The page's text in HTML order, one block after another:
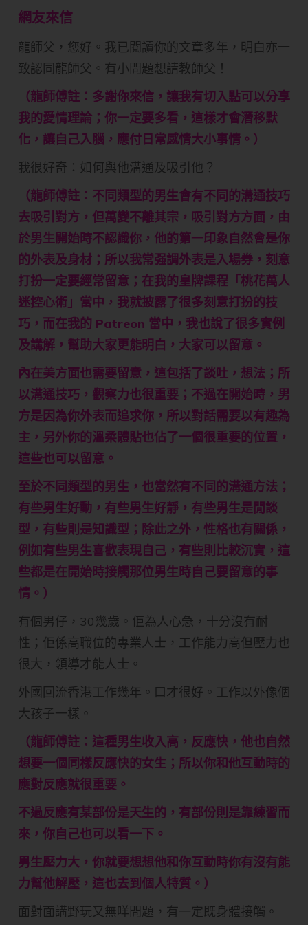
網友來信
龍師父，您好。我已閱讀你的文章多年，明白亦一
致認同龍師父。有小問題想請教師父！
（龍師傅註：多謝你來信，讓我有切入點可以分享
我的愛情理論；你一定要多看，這樣才會潛移默
化，讓自己入腦，應付日常感情大小事情。）
我很好奇：如何與他溝通及吸引他？
（龍師傅註：不同類型的男生會有不同的溝通技巧
去吸引對方，但萬變不離其宗，吸引對方方面，由
於男生開始時不認識你，他的第一印象自然會是你
的外表及身材；所以我常强調外表是入場券，刻意
打扮一定要經常留意；在我的皇牌課程「桃花萬人
迷控心術」當中，我就披露了很多刻意打扮的技
巧，而在我的 Patreon 當中，我也說了很多實例
及講解，幫助大家更能明白，大家可以留意。
內在美方面也需要留意，這包括了談吐，想法；所
以溝通技巧，觀察力也很重要；不過在開始時，男
方是因為你外表而追求你，所以對話需要以有趣為
主，另外你的溫柔體貼也佔了一個很重要的位置，
這些也可以留意。
至於不同類型的男生，也當然有不同的溝通方法；
有些男生好動，有些男生好靜，有些男生是閒談
型，有些則是知識型；除此之外，性格也有關係，
例如有些男生喜歡表現自己，有些則比較沉實，這
些都是在開始時接觸那位男生時自己要留意的事
情。）
有個男仔，30幾歲。佢為人心急，十分沒有耐
性；佢係高職位的專業人士，工作能力高但壓力也
很大，領導才能人士。
外國回流香港工作幾年。口才很好。工作以外像個
大孩子一樣。
（龍師傅註：這種男生收入高，反應快，他也自然
想要一個同樣反應快的女生；所以你和他互動時的
應對反應就很重要。
不過反應有某部份是天生的，有部份則是靠練習而
來，你自己也可以看一下。
男生壓力大，你就要想想他和你互動時你有沒有能
力幫他解壓，這也去到個人特質。）
面對面講野玩又無咩問題，有一定既身體接觸。